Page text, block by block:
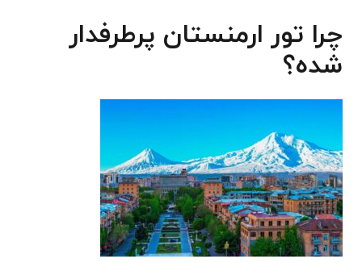
چرا تور ارمنستان پرطرفدار
شده؟